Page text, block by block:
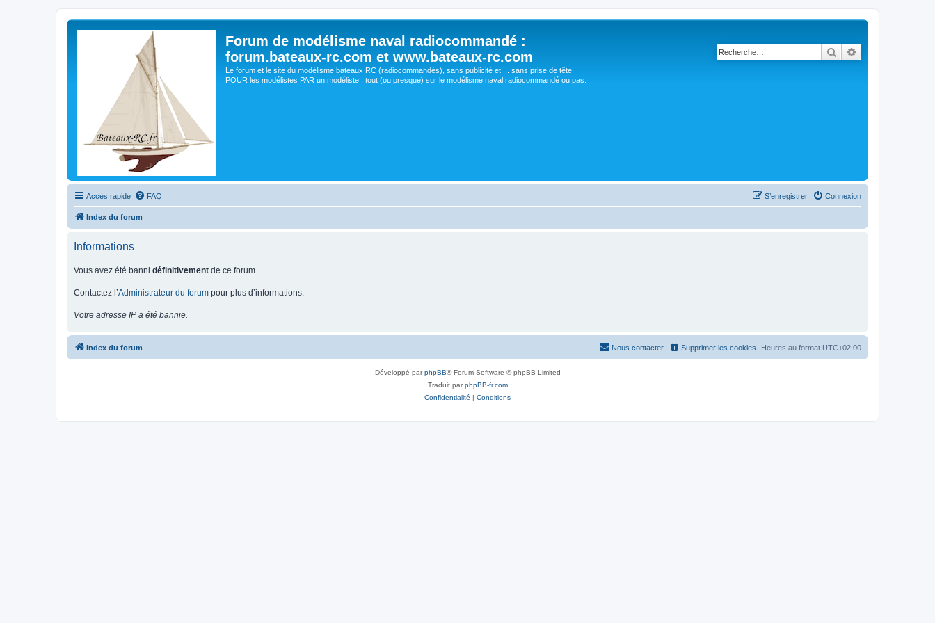
Forum de modélisme naval radiocommandé :
forum.bateaux-rc.com et www.bateaux-rc.com
Le forum et le site du modélisme bateaux RC (radiocommandés), sans publicité et ... sans prise de tête.
POUR les modélistes PAR un modéliste : tout (ou presque) sur le modélisme naval radiocommandé ou pas.
Rechercher
Accès rapide FAQ Connexion
S’enregistrer
Index du forum
Informations
Vous avez été banni définitivement de ce forum.
Contactez l’Administrateur du forum pour plus d’informations.
Votre adresse IP a été bannie.
Index du forum Heures au format UTC+02:00
Supprimer les cookies
Nous contacter
Développé parphpBB® Forum Software © phpBB Limited
Traduit parphpBB-fr.com
Confidentialité | Conditions